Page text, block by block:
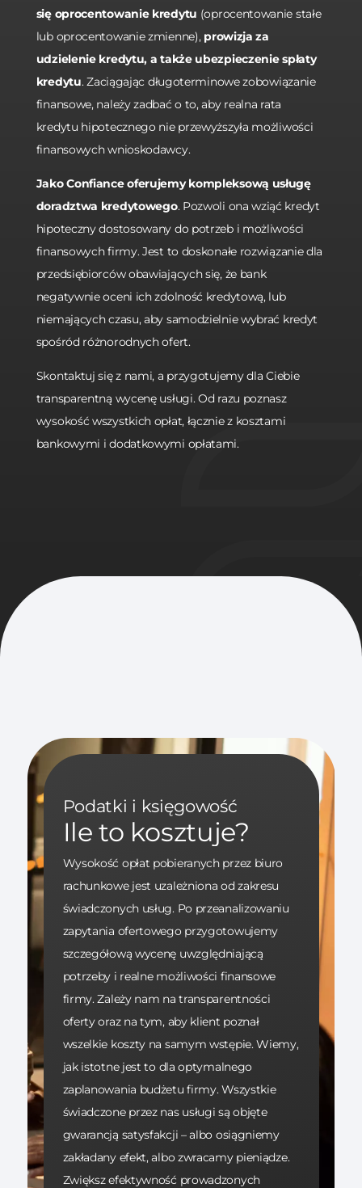
się oprocentowanie kredytu (oprocentowanie stałe
lub oprocentowanie zmienne), prowizja za
udzielenie kredytu, a także ubezpieczenie spłaty
kredytu. Zaciągając długoterminowe zobowiązanie
finansowe, należy zadbać o to, aby realna rata
kredytu hipotecznego nie przewyższyła możliwości
finansowych wnioskodawcy.
Jako Confiance oferujemy kompleksową usługę
doradztwa kredytowego. Pozwoli ona wziąć kredyt
hipoteczny dostosowany do potrzeb i możliwości
finansowych firmy. Jest to doskonałe rozwiązanie dla
przedsiębiorców obawiających się, że bank
negatywnie oceni ich zdolność kredytową, lub
niemających czasu, aby samodzielnie wybrać kredyt
spośród różnorodnych ofert.
Skontaktuj się z nami, a przygotujemy dla Ciebie
transparentną wycenę usługi. Od razu poznasz
wysokość wszystkich opłat, łącznie z kosztami
bankowymi i dodatkowymi opłatami.
Podatki i księgowość
Ile to kosztuje?
Wysokość opłat pobieranych przez biuro
rachunkowe jest uzależniona od zakresu
świadczonych usług. Po przeanalizowaniu
zapytania ofertowego przygotowujemy
szczegółową wycenę uwzględniającą
potrzeby i realne możliwości finansowe
firmy. Zależy nam na transparentności
oferty oraz na tym, aby klient poznał
wszelkie koszty na samym wstępie. Wiemy,
jak istotne jest to dla optymalnego
zaplanowania budżetu firmy. Wszystkie
świadczone przez nas usługi są objęte
gwarancją satysfakcji – albo osiągniemy
zakładany efekt, albo zwracamy pieniądze.
Zwiększ efektywność prowadzonych